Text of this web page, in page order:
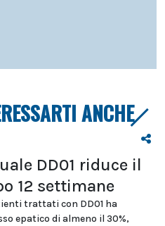
ANCHE
DD01 riduce il
12 settimane
trattati con DD01 ha
epatico di almeno il 30%,